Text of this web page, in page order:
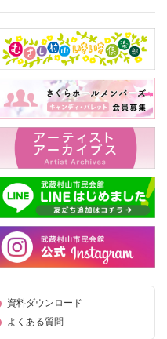
資料ダウンロード
よくある質問